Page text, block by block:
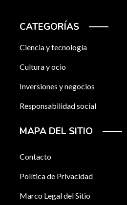
CATEGORÍAS
Ciencia y tecnología
Cultura y ocio
Inversiones y negocios
Responsabilidad social
MAPA DEL SITIO
Contacto
Política de Privacidad
Marco Legal del Sitio